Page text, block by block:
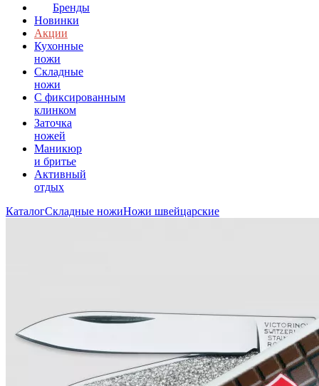
Бренды
Новинки
Акции
Кухонные
ножи
Складные
ножи
C фиксированным
клинком
Заточка
ножей
Маникюр
и бритье
Активный
отдых
КаталогСкладные ножиНожи швейцарские